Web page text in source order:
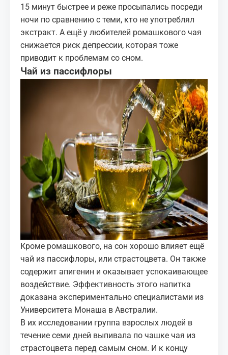
15 минут быстрее и реже просыпались посреди
ночи по сравнению с теми, кто не употреблял
экстракт. А ещё у любителей ромашкового чая
снижается риск депрессии, которая тоже
приводит к проблемам со сном.
Чай из пассифлоры
Кроме ромашкового, на сон хорошо влияет ещё
чай из пассифлоры, или страстоцвета. Он также
содержит апигенин и оказывает успокаивающее
воздействие. Эффективность этого напитка
доказана экспериментально специалистами из
Университета Монаша в Австралии.
В их исследовании группа взрослых людей в
течение семи дней выпивала по чашке чая из
страстоцвета перед самым сном. И к концу